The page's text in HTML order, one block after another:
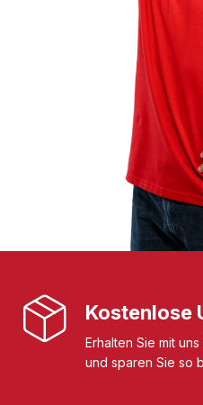
Kostenlose
Erhalten Sie mit
und sparen Sie so